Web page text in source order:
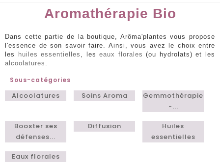
Aromathérapie Bio
Dans cette partie de la boutique, Arôma'plantes vous propose
l'essence de son savoir faire. Ainsi, vous avez le choix entre
les
huiles essentielles , leseaux florales (ou hydrolats) et les
alcoolatures .
Sous-catégories
Alcoolatures Soins Aroma
Gemmothérapie
-...
Booster ses
défenses...
Diffusion
Huiles
essentielles
Eaux florales